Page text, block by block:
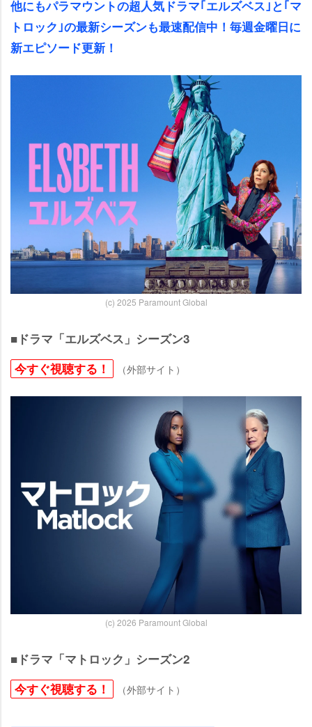
他にもパラマウントの超人気ドラマ｢エルズベス｣と｢マ
トロック｣の最新シーズンも最速配信中！毎週金曜日に
新エピソード更新！
(c) 2025 Paramount Global
■ドラマ「エルズベス」シーズン3
今すぐ視聴する！
（外部サイト）
(c) 2026 Paramount Global
■ドラマ「マトロック」シーズン2
今すぐ視聴する！
（外部サイト）